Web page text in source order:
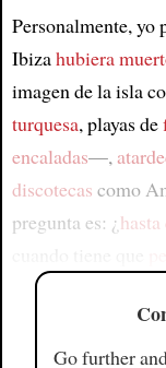
Personalmente, yo
Ibizahubiera
imagen de la isla
turquesa, playas de
encaladas—,
discotecas como
pregunta es: ¿
Go further